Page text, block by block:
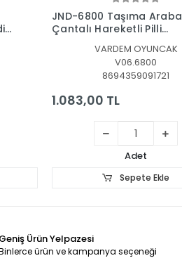
Sepete Ekle
JND-6800 Taşıma Araba
Çantalı Hareketli Pilli
OyuncakVARDEM OYUNCAK
V06.6800
8694359091721
1.083,00 TL
Adet
Sepete Ekle
Geniş Ürün Yelpazesi
ürün ve kampanya seçeneği